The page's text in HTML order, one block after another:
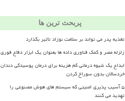
پربحث ترین ها
تغذیه پدر می تواند بر سلامت نوزاد تاثیر بگذارد
زلزله مصر و کمک فناوری داده ها بعنوان یک ابزار دفاع فوری
ابداع یک شیوه درمانی کم هزینه برای درمان پوسیدگی دندان
خردسالان بدون سوراخ کردن
۵ آسیب پذیری امنیتی که سیستم های هوش مصنوعی را
تهدید می کنند